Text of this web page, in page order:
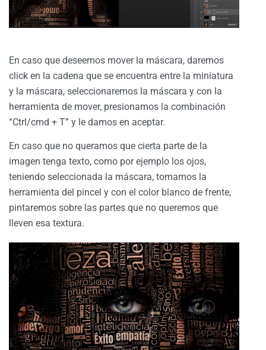
En caso que deseemos mover la máscara, daremos
click en la cadena que se encuentra entre la miniatura
y la máscara, seleccionaremos la máscara y con la
herramienta de mover, presionamos la combinación
“Ctrl/cmd + T” y le damos en aceptar.
En caso que no queramos que cierta parte de la
imagen tenga texto, como por ejemplo los ojos,
teniendo seleccionada la máscara, tomamos la
herramienta del pincel y con el color blanco de frente,
pintaremos sobre las partes que no queremos que
lleven esa textura.